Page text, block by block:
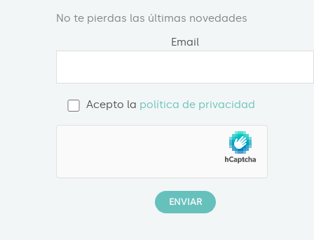
No te pierdas las últimas novedades
Email
Acepto la política de privacidad